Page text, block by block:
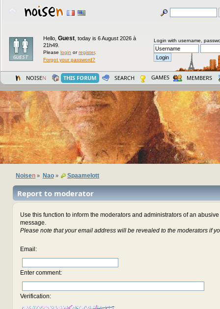
Hello, Guest today is 6 August 2026 à
21h49.
Please login orregister.
Forgot your password?
Login with username,
NOISEN THIS FORUM SEARCH GAMES MEMBERS
Noisen » Nao» Spaamelott
Report to moderator
Use this function to inform the moderators and administrators of an
message.
Please note that your email address will be revealed to the moderators if
Email :
Enter comment:
Verification: